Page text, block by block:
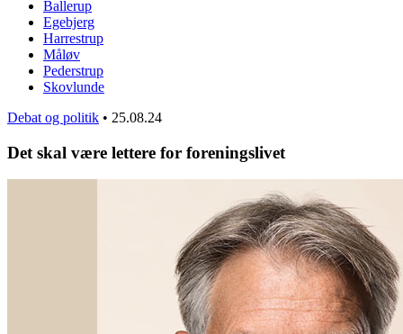
Ballerup
Egebjerg
Harrestrup
Måløv
Pederstrup
Skovlunde
Debat og politik • 25.08.24
Det skal være lettere for foreningslivet